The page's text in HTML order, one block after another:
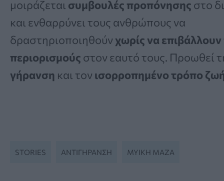
μοιράζεται συμβουλές προπόνησης στο
και ενθαρρύνει τους ανθρώπους να
δραστηριοποιηθούν χωρίς να
περιορισμούς στον εαυτό τους. Προωθεί
γήρανση και τον ισορροπημένο τρόπο
STORIES ΑΝΤΙΓΉΡΑΝΣΗ ΜΥΙΚΉ ΜΆΖΑ